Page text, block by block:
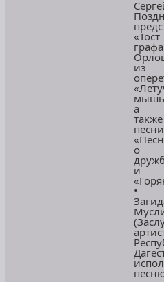
«Тост
графа
из
а
также
песни
о
и
•